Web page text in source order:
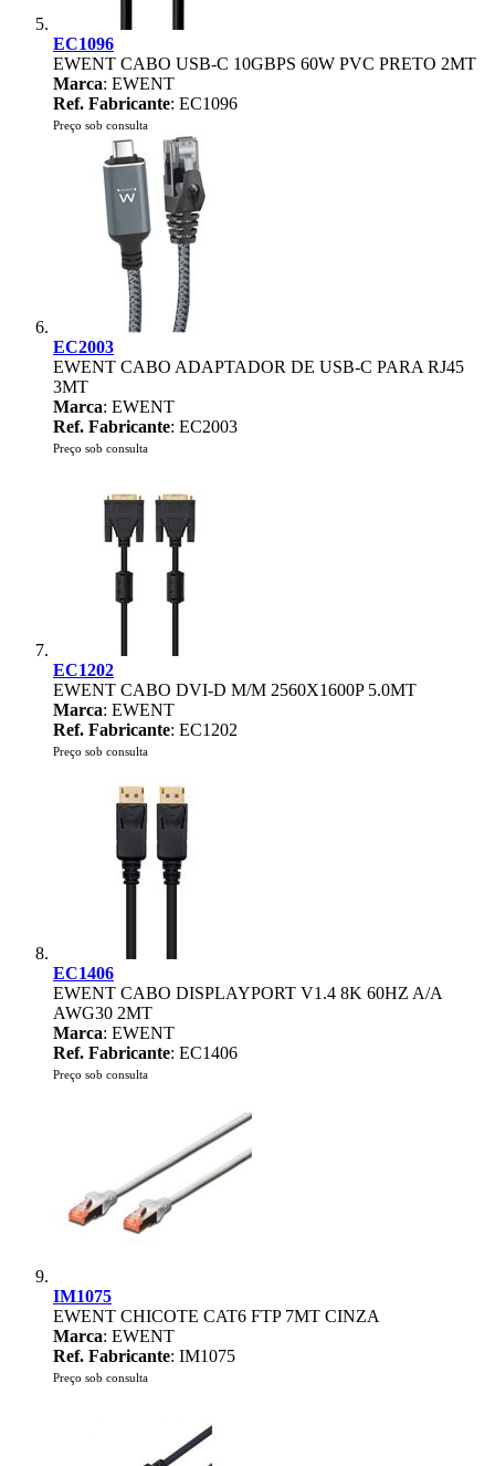
EC1096
EWENT CABO USB-C 10GBPS 60W PVC PRETO 2MT
Marca: EWENT
Ref. Fabricante: EC1096
Preço sob consulta
EC2003
EWENT CABO ADAPTADOR DE USB-C PARA RJ45
3MT
Marca: EWENT
Ref. Fabricante: EC2003
Preço sob consulta
EC1202
EWENT CABO DVI-D M/M 2560X1600P 5.0MT
Marca: EWENT
Ref. Fabricante: EC1202
Preço sob consulta
EC1406
EWENT CABO DISPLAYPORT V1.4 8K 60HZ A/A
AWG30 2MT
Marca: EWENT
Ref. Fabricante: EC1406
Preço sob consulta
IM1075
EWENT CHICOTE CAT6 FTP 7MT CINZA
Marca: EWENT
Ref. Fabricante: IM1075
Preço sob consulta